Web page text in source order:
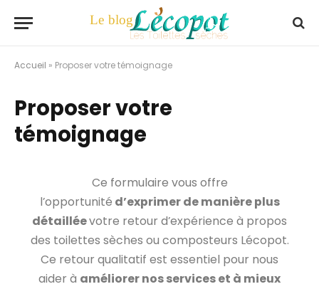
Accueil » Proposer votre témoignage
Proposer votre
témoignage
Ce formulaire vous offre
l’opportunité d’exprimer de manière plus
détailléevotre retour d’expérience à propos
des toilettes sèches ou composteurs Lécopot.
Ce retour qualitatif est essentiel pour nous
aider à améliorer nos services et à mieux